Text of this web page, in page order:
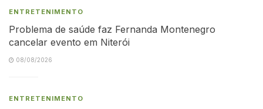
ENTRETENIMENTO
Problema de saúde faz Fernanda Montenegro
cancelar evento em Niterói
08/08/2026
ENTRETENIMENTO